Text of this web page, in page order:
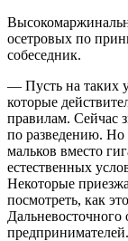
осетровых по
собеседник.
— Пусть на таких
которые
правилам. Сейчас
по разведению. Но
мальков вместо
естественных
Некоторые
посмотреть, как
предпринимателей.